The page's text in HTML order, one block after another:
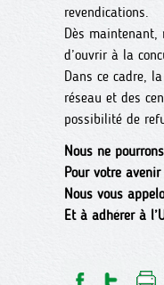
revendications.
Dès maintenant,
d’ouvrir à la
Dans ce cadre,
réseau et des
possibilité de
Nous ne
Pour votre avenir
Nous vous
Et à adhérer à